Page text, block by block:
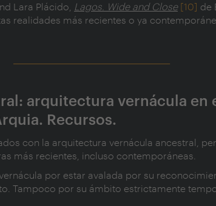
Lara Plácido, Lagos. Wide and Close [10] de
realidades más recientes o ya
arquitectura vernácula en
Recursos.
con la arquitectura vernácula ancestral,
más recientes, incluso contemporáneas.
por estar avalada por su
Tampoco por su ámbito estrictamente